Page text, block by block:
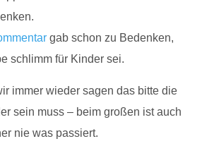
gab schon zu Bedenken,
schlimm für Kinder sei.
immer wieder sagen das bitte die
sein muss – beim großen ist auch
nie was passiert.